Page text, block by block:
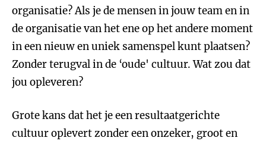
organisatie? Als je de mensen in jouw team en in
de organisatie van het ene op het andere moment
in een nieuw en uniek samenspel kunt plaatsen?
Zonder terugval in de ‘oude' cultuur. Wat zou dat
jou opleveren?
Grote kans dat het je een resultaatgerichte
cultuur oplevert zonder een onzeker, groot en